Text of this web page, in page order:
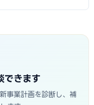
できます
事業計画を診断し、補